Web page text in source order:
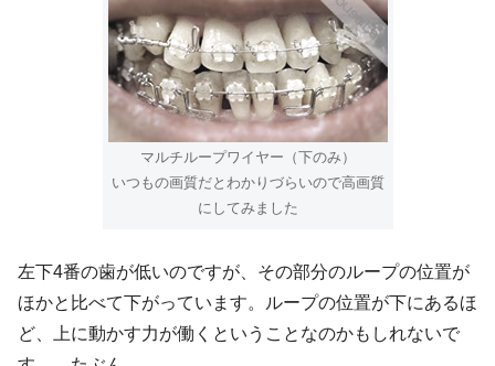
マルチループワイヤー（下のみ）
いつもの画質だとわかりづらいので高画質
にしてみました
左下4番の歯が低いのですが、その部分のループの位置が
ほかと比べて下がっています。ループの位置が下にあるほ
ど、上に動かす力が働くということなのかもしれないで